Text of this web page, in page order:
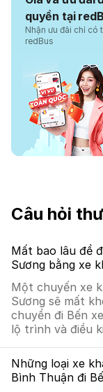
quyền tại
Nhận ưu đãi chỉ có
redBus
Câu hỏi
Mất bao lâu để
Sương bằng xe
Một chuyến xe
Sương sẽ mất
chuyển đi Bến
lộ trình và điều
Những loại xe
Bình Thuận đi